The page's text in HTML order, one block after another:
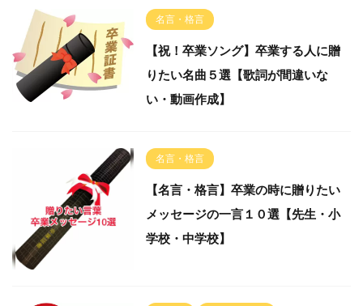
名言・格言
【祝！卒業ソング】卒業する人に贈
りたい名曲５選【歌詞が間違いな
い・動画作成】
名言・格言
【名言・格言】卒業の時に贈りたい
メッセージの一言１０選【先生・小
学校・中学校】